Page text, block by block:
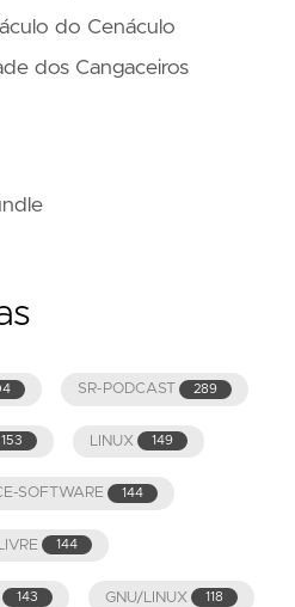
do Cenáculo
dos Cangaceiros
SR-PODCAST 289
153 LINUX 149
SOFTWARE 144
144
143 GNU/LINUX 118